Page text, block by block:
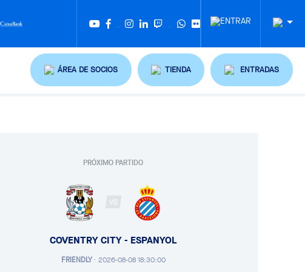
ÁREA DE SOCIOS TIENDA ENTRADAS
PRÓXIMO PARTIDO
VS
COVENTRY CITY - ESPANYOL
FRIENDLY· 2026-08-08 18:30:00